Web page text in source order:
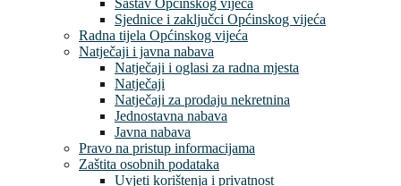
Sjednice i zaključci Općinskog vijeća
Radna tijela Općinskog vijeća
Natječaji i javna nabava
Natječaji i oglasi za radna mjesta
Natječaji
Natječaji za prodaju nekretnina
Jednostavna nabava
Javna nabava
Pravo na pristup informacijama
Zaštita osobnih podataka
Uvjeti korištenja i privatnost